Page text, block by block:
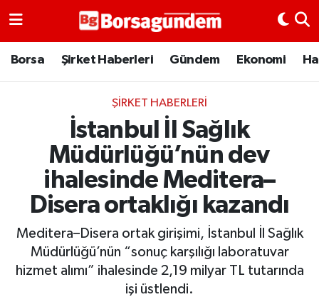
Borsa Şirket Haberleri Gündem Ekonomi
ŞIRKET HABERLERI
İstanbul İl Sağlık
Müdürlüğü’nün dev
ihalesinde Meditera–
Disera ortaklığı kazandı
Meditera–Disera ortak girişimi, İstanbul İl Sağlık
Müdürlüğü’nün “sonuç karşılığı laboratuvar
hizmet alımı” ihalesinde 2,19 milyar TL tutarında
işi üstlendi.
Borsa
Galeri
Gündem
Bitcoin
Şirket Haberleri